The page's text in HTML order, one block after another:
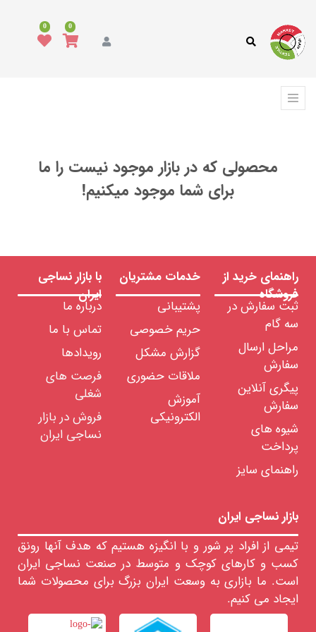
0
0
محصولی که در بازار موجود نیست را ما
برای شما موجود میکنیم!
محصولات
فرش،
کفپوش
فیلامنت
نخ
های
پلی
استر
نخ
ویسکوز
ریون
نخ
نایلون
نخ
نایلون
6
نایلون
66
نخ
های
فانتزی
رنگرزی
انواع
نخ
تابندگی
نخ
راهنمای خرید از
فروشگاه
ثبت سفارش در
سه گام
مراحل ارسال
سفارش
پیگری آنلاین
سفارش
شیوه های
پرداخت
راهنمای سایز
خدمات مشتریان
پشتیبانی
حریم خصوصی
گزارش مشکل
ملاقات حضوری
آموزش
الکترونیکی
با بازار نساجی
ایران
درباره ما
تماس با ما
رویدادها
فرصت های
شغلی
فروش در بازار
نساجی ایران
بازار نساجی ایران
تیمی از افراد پر شور و با انگیزه هستیم که هدف آنها رونق
کسب و کارهای کوچک و متوسط در صنعت نساجی ایران
است. ما بازاری به وسعت ایران بزرگ برای محصولات شما
ایجاد می کنیم.